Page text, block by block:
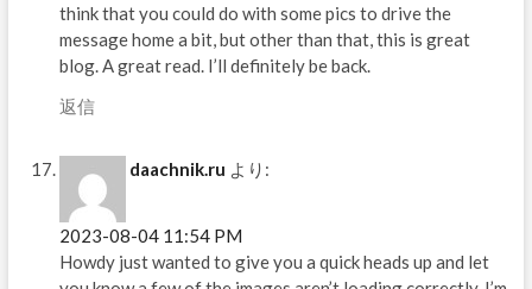
think that you could do with some pics to drive the
message home a bit, but other than that, this is great
blog. A great read. I’ll definitely be back.
返信
daachnik.ru より:
2023-08-04 11:54 PM
Howdy just wanted to give you a quick heads up and let